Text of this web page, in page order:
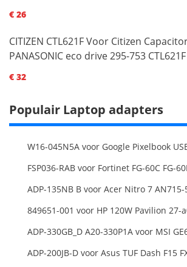
€ 26
CITIZEN CTL621F Voor Citizen
PANASONIC eco drive 295-753
€ 32
Populair Laptop adapters
W16-045N5A voor Google Pixelbook
FSP036-RAB voor Fortinet FG-60C FG-
849651-001 voor HP 120W Pavilion 27-
ADP-200JB-D voor Asus TUF Dash F15